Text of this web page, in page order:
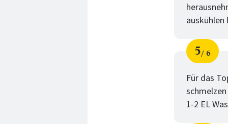
auskühlen
Schritt
5
von
6
Für das
1-2 EL